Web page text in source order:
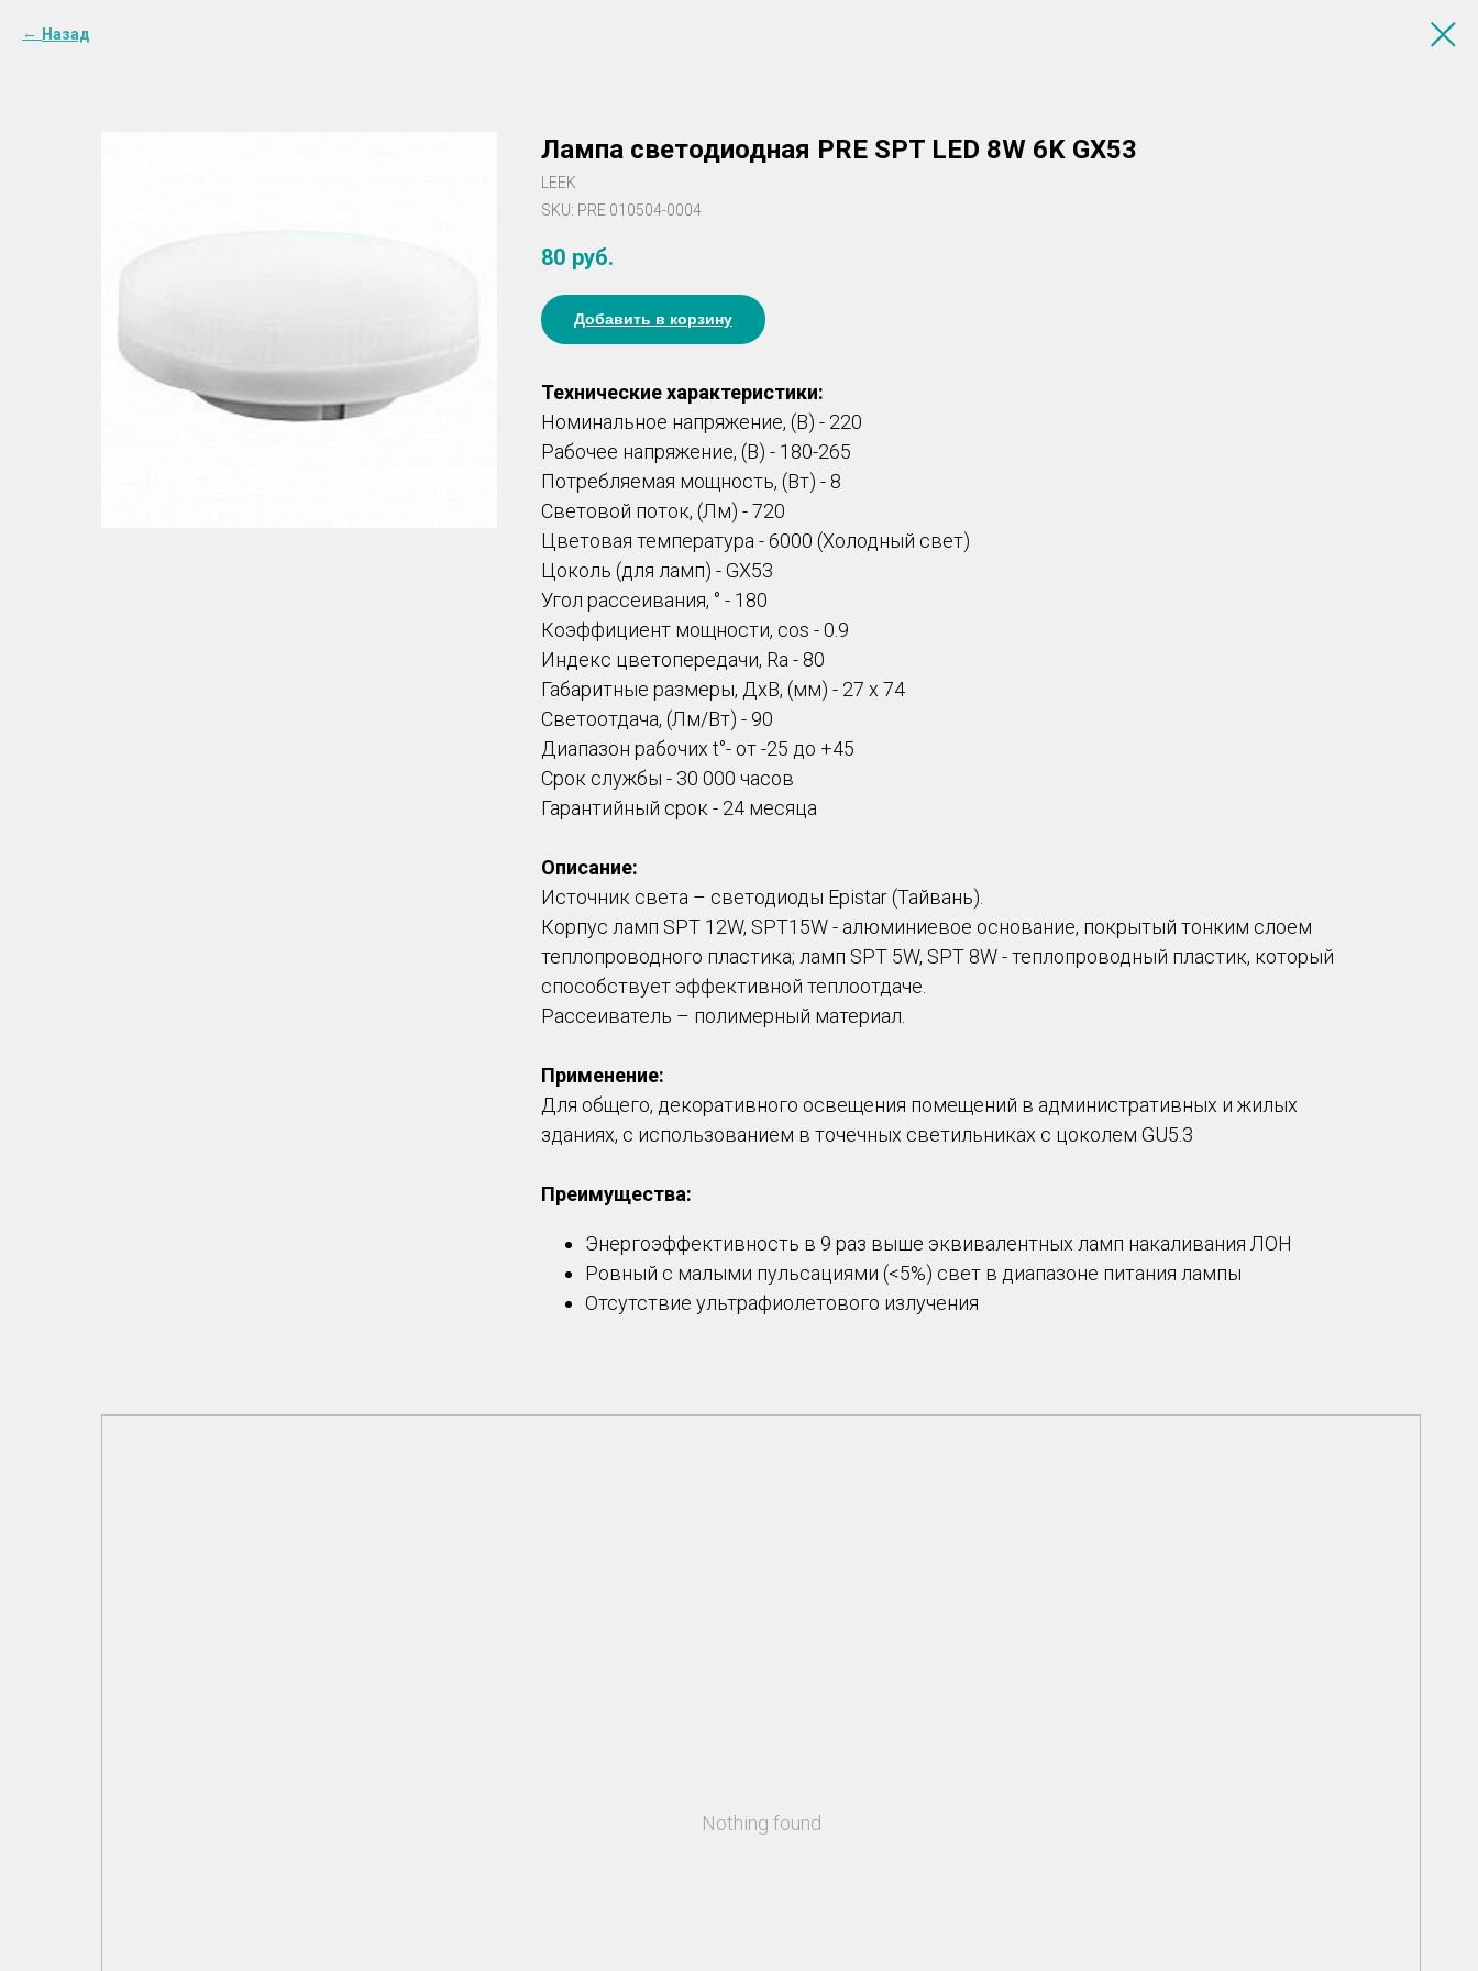
Назад
Лампа светодиодная PRE SPT LED 8W 6K GX53
LEEK
SKU: PRE 010504-0004
80 руб.
Добавить в корзину
Технические характеристики:
Номинальное напряжение, (В) - 220
Рабочее напряжение, (В) - 180-265
Потребляемая мощность, (Вт) - 8
Световой поток, (Лм) - 720
Цветовая температура - 6000 (Холодный свет)
Цоколь (для ламп) - GX53
Угол рассеивания, ° - 180
Коэффициент мощности, cos - 0.9
Индекс цветопередачи, Ra - 80
Габаритные размеры, ДхВ, (мм) - 27 х 74
Светоотдача, (Лм/Вт) - 90
Диапазон рабочих t°- от -25 до +45
Срок службы - 30 000 часов
Гарантийный срок - 24 месяца
Описание:
Источник света – светодиоды Epistar (Тайвань).
Корпус ламп SPT 12W, SPT15W - алюминиевое основание, покрытый тонким слоем
теплопроводного пластика; ламп SPT 5W, SPT 8W - теплопроводный пластик, который
способствует эффективной теплоотдаче.
Рассеиватель – полимерный материал.
Применение:
Для общего, декоративного освещения помещений в административных и жилых
зданиях, с использованием в точечных светильниках с цоколем GU5.3
Преимущества:
Энергоэффективность в 9 раз выше эквивалентных ламп накаливания ЛОН
Ровный с малыми пульсациями (<5%) свет в диапазоне питания лампы
Отсутствие ультрафиолетового излучения
Nothing found